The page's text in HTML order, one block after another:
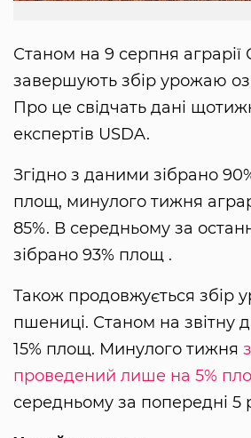
Станом на 9 серпня
завершують збір урожаю
Про це свідчать дані
експертів USDA.
Згідно з даними зібрано
площ, минулого тижня
85%. В середньому за
зібрано 93% площ .
Також продовжується збір
пшениці. Станом на звітну
15% площ. Минулого тижня
проведений лише на 5%
середньому за попередні 5